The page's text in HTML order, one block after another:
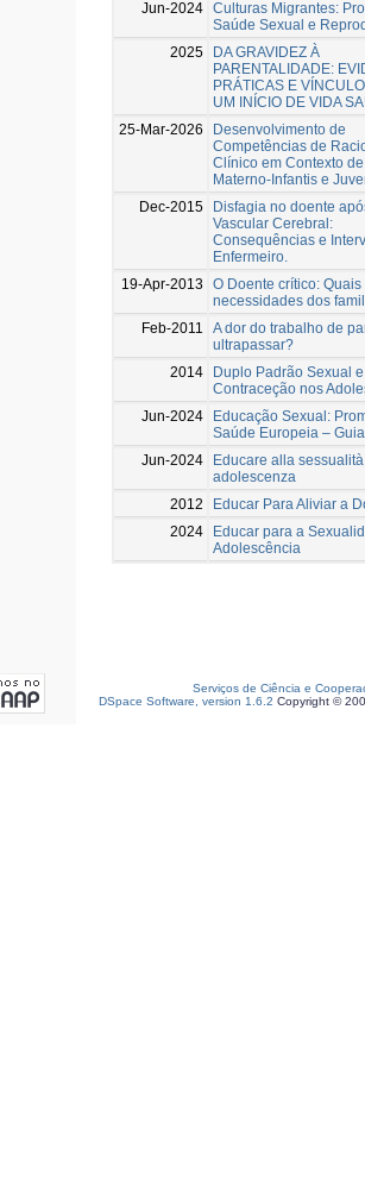
Jun-2024 Culturas Migrantes:
Saúde Sexual e
2025
DA GRAVIDEZ À
PARENTALIDADE:
PRÁTICAS E
UM INÍCIO DE VIDA
25-Mar-2026
Desenvolvimento de
Competências de
Clínico em Contexto
Materno-Infantis e
Dec-2015
Disfagia no doente
Vascular Cerebral:
Consequências e
Enfermeiro.
19-Apr-2013
O Doente crítico: Quais
necessidades dos
Feb-2011
A dor do trabalho de
ultrapassar?
2014
Duplo Padrão Sexual e
Contraceção nos
Jun-2024
Educação Sexual:
Saúde Europeia –
Jun-2024
Educare alla
adolescenza
2012
Educar Para Aliviar a
2024
Educar para a
Adolescência
Serviços de Ciência e
DSpace Software, version 1.6.2 Copyright ©